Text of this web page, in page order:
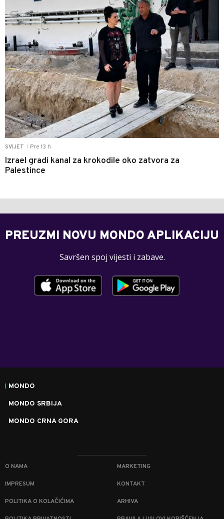
SVIJET Pre 13 h
Izrael gradi kanal za krokodile oko zatvora za
Palestince
PREUZMI NOVU MONDO APLIKACIJU
Savršen spoj vijesti i zabave.
MONDO
MONDO SRBIJA
MONDO CRNA GORA
O NAMA MARKETING
IMPRESUM KONTAKT
POLITIKA O KOLAČIĆIMA ARHIVA